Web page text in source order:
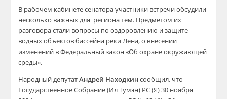
В рабочем кабинете сенатора участники встречи обсудили
несколько важных для региона тем. Предметом их
разговора стали вопросы по оздоровлению и защите
водных объектов бассейна реки Лена, о внесении
изменений в Федеральный закон «Об охране окружающей
среды».
Народный депутатАндрей Находкинсообщил, что
Государственное Собрание (Ил Тумэн) РС (Я) 30 ноября